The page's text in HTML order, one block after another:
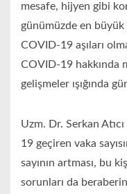
mesafe, hijyen gibi
günümüzde en büyük
COVID-19 aşıları
COVID-19 hakkında
gelişmeler ışığında
Uzm. Dr. Serkan
19 geçiren vaka
sayının artması, bu
sorunları da